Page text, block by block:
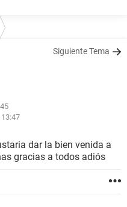
Siguiente Tema
dar la bien venida a
gracias a todos adiós